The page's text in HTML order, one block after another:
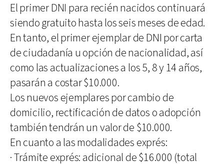
El primer DNI para recién nacidos continuará
siendo gratuito hasta los seis meses de edad.
En tanto, el primer ejemplar de DNI por carta
de ciudadanía u opción de nacionalidad, así
como las actualizaciones a los 5, 8 y 14 años,
pasarán a costar $10.000.
Los nuevos ejemplares por cambio de
domicilio, rectificación de datos o adopción
también tendrán un valor de $10.000.
En cuanto a las modalidades exprés:
·Trámite exprés: adicional de $16.000 (total